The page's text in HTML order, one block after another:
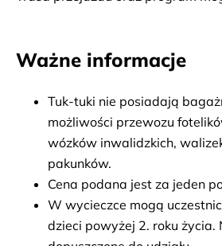
Ważne informacje
Tuk-tuki nie posiadają
możliwości przewozu
wózków inwalidzkich,
pakunków.
Cena podana jest za jeden
W wycieczce mogą
dzieci powyżej 2. roku życia.